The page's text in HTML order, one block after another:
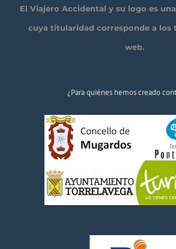
El Viajero Accidental y su logo es
cuya titularidad corresponde a los
web.
¿Para quiénes hemos creado